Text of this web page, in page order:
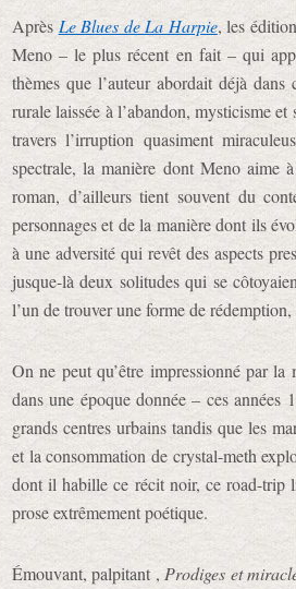
Après Le Blues de La Harpie, les
Meno – le plus récent en fait – qui
thèmes que l’auteur abordait déjà
rurale laissée à l’abandon, mysticisme
travers l’irruption quasiment
spectrale, la manière dont Meno aime
roman, d’ailleurs tient souvent du
personnages et de la manière dont ils
à une adversité qui revêt des aspects
jusque-là deux solitudes qui se
l’un de trouver une forme de rédemption,
On ne peut qu’être impressionné par
dans une époque donnée – ces années
grands centres urbains tandis que les
et la consommation de crystal-meth
dont il habille ce récit noir, ce road-trip
prose extrêmement poétique.
Émouvant, palpitant , Prodiges et